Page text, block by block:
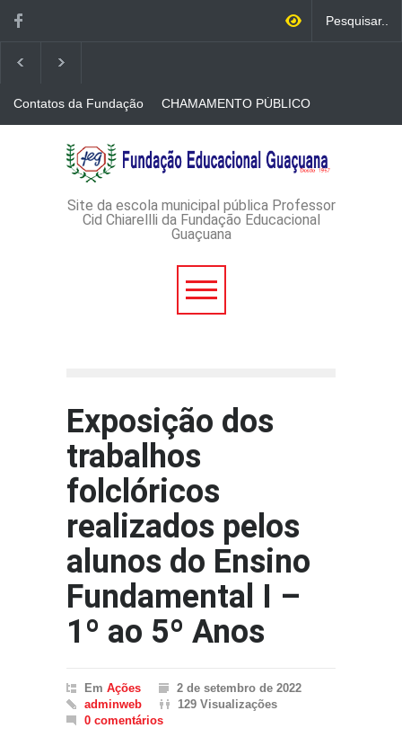
Contatos da Fundação
CHAMAMENTO PÚBLICO
CREDENCIAMENTO DE
IMPRESSOS
AVISO DE DISPENSA DE
LICITAÇÃO - DISPENSA DE
LICITAÇÃO Nº 53/2026-
ADMINISTRATIVO Nº
Site da escola municipal pública Professor
Cid Chiarellli da Fundação Educacional
Guaçuana
Exposição dos
trabalhos
folclóricos
realizados pelos
alunos do Ensino
Fundamental I –
1º ao 5º Anos
Em Ações
2 de setembro de 2022
adminweb
129 Visualizações
0 comentários